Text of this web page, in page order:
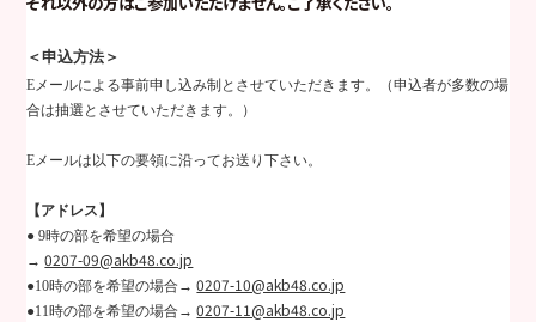
＜申込方法＞
E メールによる事前申し込み制とさせていただきます。（申込者が多数の場
合は抽選とさせていただきます。）
E メールは以下の要領に沿ってお送り下さい。
【アドレス】
●9時の部を希望の場合
→0207-09@akb48.co.jp
●10時の部を希望の場合→0207-10@akb48.co.jp
●11時の部を希望の場合→0207-11@akb48.co.jp